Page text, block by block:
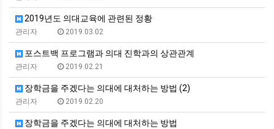
2019년도 의대교육에 관련된 정황
관리자 2019.03.02
포스트백 프로그램과 의대 진학과의 상관관계
관리자 2019.02.21
장학금을 주겠다는 의대에 대처하는 방법 (2)
관리자 2019.02.20
장학금을 주겠다는 의대에 대처하는 방법